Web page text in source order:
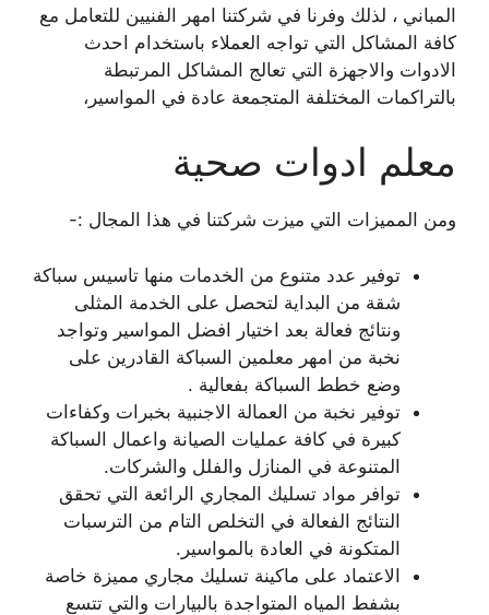
المباني ، لذلك وفرنا في شركتنا امهر الفنيين للتعامل مع
كافة المشاكل التي تواجه العملاء باستخدام احدث
الادوات والاجهزة التي تعالج المشاكل المرتبطة
بالتراكمات المختلفة المتجمعة عادة في المواسير،
معلم ادوات صحية
ومن المميزات التي ميزت شركتنا في هذا المجال :-
توفير عدد متنوع من الخدمات منها تاسيس سباكة
شقة من البداية لتحصل على الخدمة المثلى
ونتائج فعالة بعد اختيار افضل المواسير وتواجد
نخبة من امهر معلمين السباكة القادرين على
وضع خطط السباكة بفعالية .
توفير نخبة من العمالة الاجنبية بخبرات وكفاءات
كبيرة في كافة عمليات الصيانة واعمال السباكة
المتنوعة في المنازل والفلل والشركات.
توافر مواد تسليك المجاري الرائعة التي تحقق
النتائج الفعالة في التخلص التام من الترسبات
المتكونة في العادة بالمواسير.
الاعتماد على ماكينة تسليك مجاري مميزة خاصة
بشفط المياه المتواجدة بالبيارات والتي تتسع